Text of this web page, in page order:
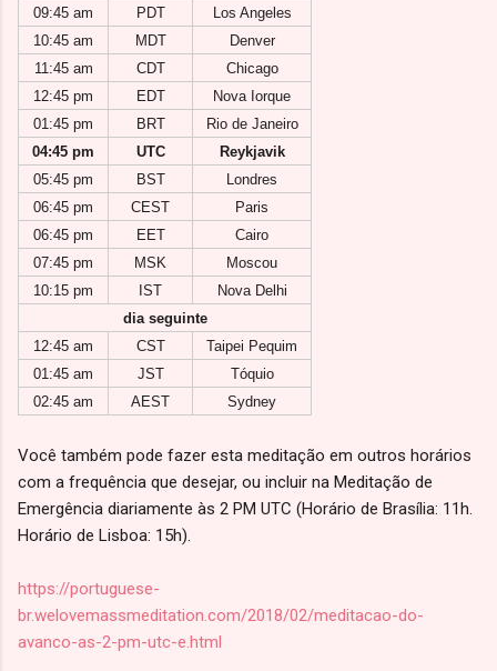
09:45 am
PDT
Los Angeles
10:45 am
MDT
Denver
11:45 am
CDT
Chicago
12:45 pm
EDT
Nova Iorque
01:45 pm
BRT
Rio de Janeiro
04:45 pm
UTC
Reykjavik
05:45 pm
BST
Londres
06:45 pm
CEST
Paris
06:45 pm
EET
Cairo
07:45 pm
MSK
Moscou
10:15 pm
IST
Nova Delhi
dia seguinte
12:45 am
CST
Taipei Pequim
01:45 am
JST
Tóquio
02:45 am
AEST Sydney
Você também pode fazer esta meditação em outros horários
com a frequência que desejar, ou incluir na Meditação de
Emergência diariamente às 2 PM UTC (Horário de Brasília: 11h.
Horário de Lisboa: 15h).
https://portuguese-
br.welovemassmeditation.com/2018/02/meditacao-do-
avanco-as-2-pm-utc-e.html